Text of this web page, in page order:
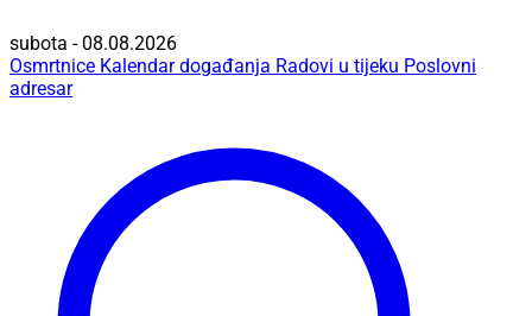
subota - 08.08.2026
Osmrtnice Kalendar događanja Radovi u tijeku Poslovni
adresar